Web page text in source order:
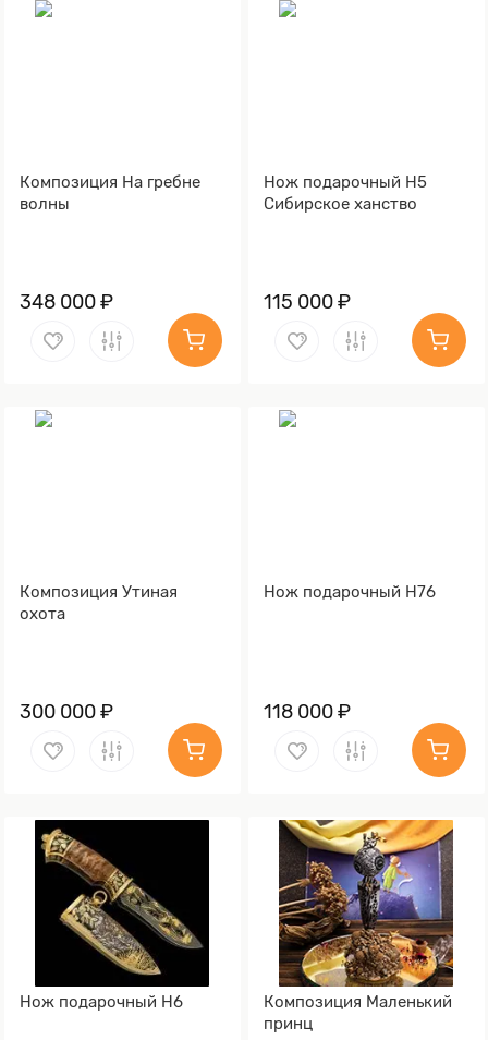
Композиция На гребне
волны
348 000 ₽
Нож подарочный Н5
Сибирское ханство
115 000 ₽
Композиция Утиная
охота
300 000 ₽
Нож подарочный Н76
118 000 ₽
Нож подарочный Н6
Композиция Маленький
принц